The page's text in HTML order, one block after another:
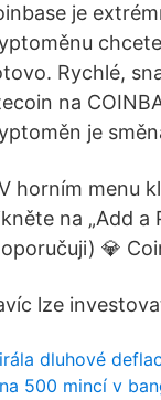
je
Rychlé,
na
je
horním menu
na „Add
💎
lze
dluhové
500 mincí v